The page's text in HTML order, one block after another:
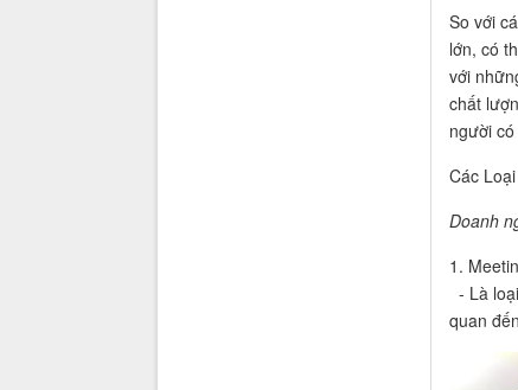
So với
lớn, có
với
chất
người
Các
Doanh
1.
- Là
quan